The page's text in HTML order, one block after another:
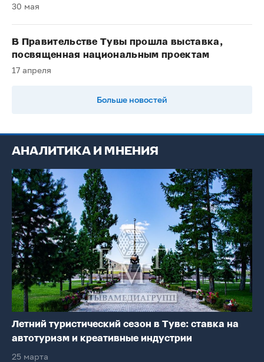
30 мая
В Правительстве Тувы прошла выставка,
посвященная национальным проектам
17 апреля
Больше новостей
АНАЛИТИКА И МНЕНИЯ
Летний туристический сезон в Туве: ставка на
автотуризм и креативные индустрии
25 марта